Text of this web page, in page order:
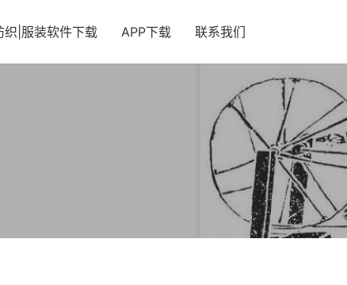
织|服装软件下载 APP下载 联系我们